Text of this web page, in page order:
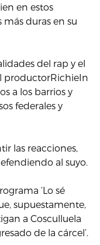
en estos
duras en su
del rap y el
productorRichieIn
a los barrios y
federales y
las reacciones,
al suyo.
‘Lo sé
supuestamente,
a Cosculluela
de la cárcel’.